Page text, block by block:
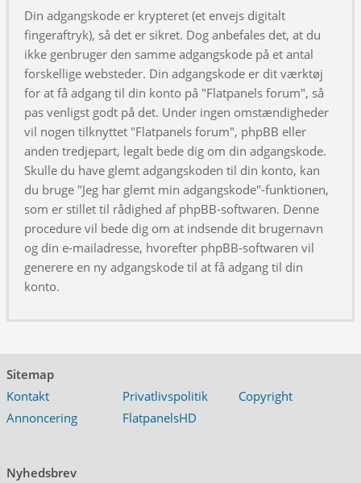
Din adgangskode er krypteret (et envejs digitalt
fingeraftryk), så det er sikret. Dog anbefales det, at du
ikke genbruger den samme adgangskode på et antal
forskellige websteder. Din adgangskode er dit værktøj
for at få adgang til din konto på "Flatpanels forum", så
pas venligst godt på det. Under ingen omstændigheder
vil nogen tilknyttet "Flatpanels forum", phpBB eller
anden tredjepart, legalt bede dig om din adgangskode.
Skulle du have glemt adgangskoden til din konto, kan
du bruge "Jeg har glemt min adgangskode"-funktionen,
som er stillet til rådighed af phpBB-softwaren. Denne
procedure vil bede dig om at indsende dit brugernavn
og din e-mailadresse, hvorefter phpBB-softwaren vil
generere en ny adgangskode til at få adgang til din
konto.
Sitemap
Kontakt
Privatlivspolitik
Copyright
Annoncering
FlatpanelsHD
Nyhedsbrev